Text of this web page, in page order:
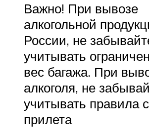
Важно! При вывозе
алкогольной
России, не
учитывать
вес багажа. При
алкоголя, не
учитывать правила
прилета